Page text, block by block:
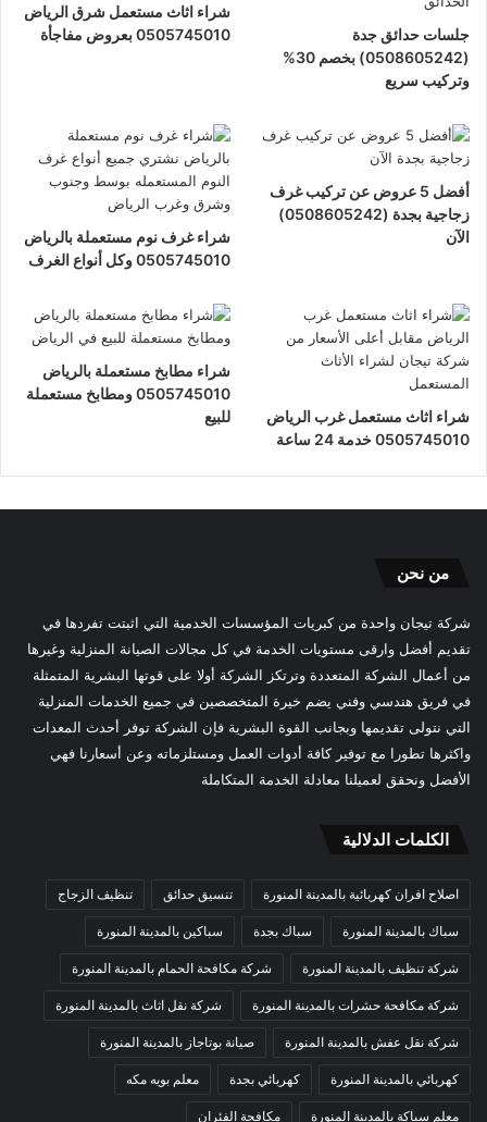
جلسات حدائق جدة
(0508605242) بخصم 30%
وتركيب سريع
شراء اثاث مستعمل شرق الرياض
0505745010 بعروض مفاجأة
أفضل 5 عروض عن تركيب غرف
زجاجية بجدة (0508605242)
الآن
شراء غرف نوم مستعملة بالرياض
0505745010 وكل أنواع الغرف
شراء اثاث مستعمل غرب الرياض
0505745010 خدمة 24 ساعة
شراء مطابخ مستعملة بالرياض
0505745010 ومطابخ مستعملة
للبيع
من نحن
شركة تيجان واحدة من كبريات المؤسسات الخدمية التي اثبتت تفردها في
تقديم أفضل وارقى مستويات الخدمة في كل مجالات الصيانة المنزلية وغيرها
من أعمال الشركة المتعددة وترتكز الشركة أولا على قوتها البشرية المتمثلة
في فريق هندسي وفني يضم خيرة المتخصصين في جميع الخدمات المنزلية
التي نتولى تقديمها وبجانب القوة البشرية فإن الشركة توفر أحدث المعدات
واكثرها تطورا مع توفير كافة أدوات العمل ومستلزماته وعن أسعارنا فهي
الأفضل ونحقق لعميلنا معادلة الخدمة المتكاملة
الكلمات الدلالية
اصلاح افران كهربائية بالمدينة المنورة تنسيق حدائق تنظيف الزجاج
سباك بالمدينة المنورة سباك بجدة سباكين بالمدينة المنورة
شركة تنظيف بالمدينة المنورة شركة مكافحة الحمام بالمدينة المنورة
شركة مكافحة حشرات بالمدينة المنورة شركة نقل اثاث بالمدينة المنورة
شركة نقل عفش بالمدينة المنورة صيانة بوتاجاز بالمدينة المنورة
كهربائي بالمدينة المنورة كهربائي بجدة معلم بويه مكه
معلم سباكة بالمدينة المنورة مكافحة الفئران